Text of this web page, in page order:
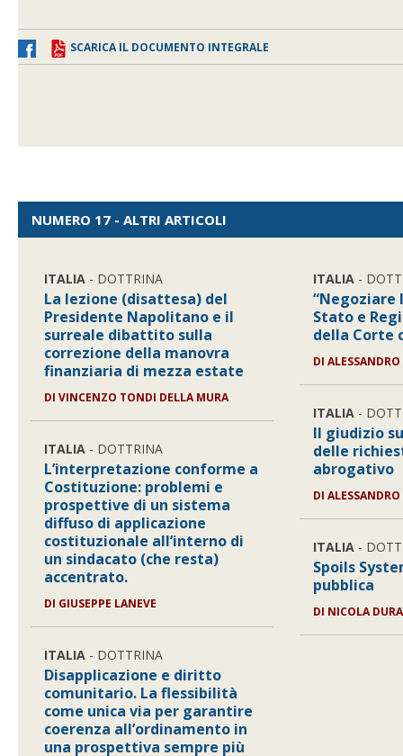
SCARICA IL DOCUMENTO INTEGRALE
NUMERO 17 - ALTRI ARTICOLI
ITALIA - DOTTRINA
La lezione (disattesa) del
Presidente Napolitano e il
surreale dibattito sulla
correzione della manovra
finanziaria di mezza estate
DI VINCENZO TONDI DELLA MURA
ITALIA - DOTTRINA
L’interpretazione conforme a
Costituzione: problemi e
prospettive di un sistema
diffuso di applicazione
costituzionale all’interno di
un sindacato (che resta)
accentrato.
DI GIUSEPPE LANEVE
ITALIA - DOTTRINA
Disapplicazione e diritto
comunitario. La flessibilità
come unica via per garantire
coerenza all’ordinamento in
una prospettiva sempre più
ITALIA -
“Negoziare
Stato e
della Corte
DI ALESSANDRO
ITALIA -
Il giudizio
delle
abrogativo
DI
ITALIA -
Spoils
pubblica
DI NICOLA